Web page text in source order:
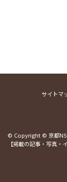
サイトマ
© Copyright © 京都NS
【掲載の記事・写真・